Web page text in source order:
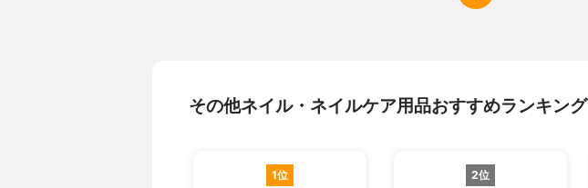
その他ネイル・ネイルケア用品おすすめランキング
1位 2位